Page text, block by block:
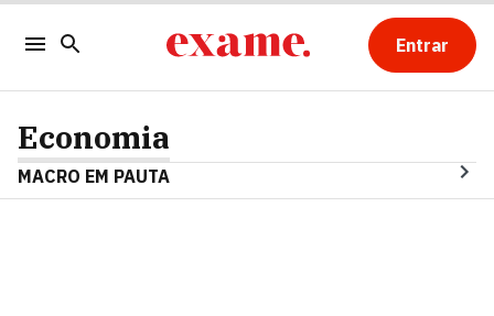
Entrar
Economia
MACRO EM PAUTA